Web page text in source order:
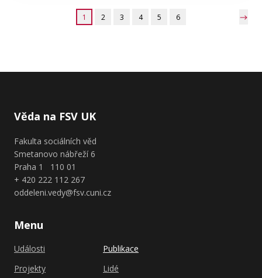
1 2 3 4 5 6
Věda na FSV UK
Fakulta sociálních věd
Smetanovo nábřeží 6
Praha 1 110 01
+ 420 222 112 267
oddeleni.vedy@fsv.cuni.cz
Menu
Události
Projekty
Publikace
Lidé